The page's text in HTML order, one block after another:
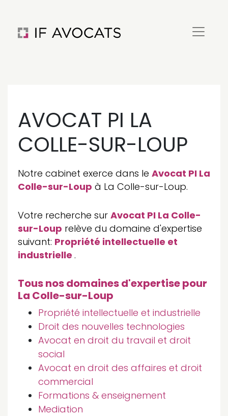
AVOCAT PI LA
COLLE-SUR-LOUP
Notre cabinet exerce dans le Avocat PI La
Colle-sur-Loup à La Colle-sur-Loup.
Votre recherche sur Avocat PI La Colle-
sur-Loup relève du domaine d'expertise
suivant: Propriété intellectuelle et
industrielle .
Tous nos domaines d'expertise pour
La Colle-sur-Loup
Propriété intellectuelle et industrielle
Droit des nouvelles technologies
Avocat en droit du travail et droit
social
Avocat en droit des affaires et droit
commercial
Formations & enseignement
Mediation